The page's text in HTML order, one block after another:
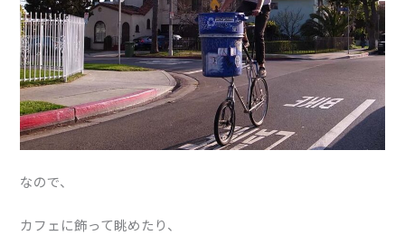
なので、
カフェに飾って眺めたり、